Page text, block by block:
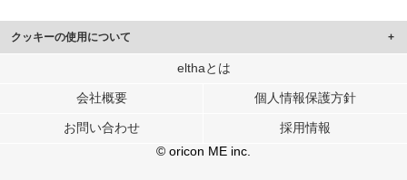
クッキーの使用について
このサイトでは Cookie を使用して、ユーザーに合わせたコンテンツや広告の
行っています。
メディアや広告配信、データ解析の各パートナーに提供しています。
各パートナーは、この情報とユーザーが各パートナーに提供した他の情報や、
ユーザーが各パートナーのサービスを使用したときに収集した他の情報を組み
elthaとは
会社概要 個人情報保護方針
お問い合わせ
採用情報
© oricon ME inc.